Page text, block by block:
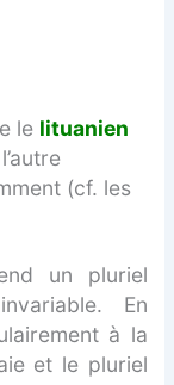
le lituanien
(cf. les
un pluriel
En
à la
et le pluriel